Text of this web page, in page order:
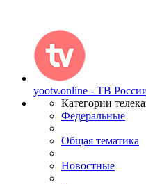
yootv.online - ТВ
Категории
Федеральные
Общая тематика
Новостные